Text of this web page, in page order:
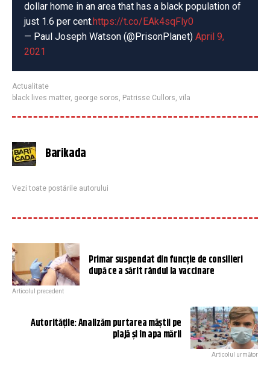
dollar home in an area that has a black population of
just 1.6 per cent.https://t.co/EAk4sqFly0
— Paul Joseph Watson (@PrisonPlanet) April 9,
2021
Actualitate
black lives matter, george soros, Patrisse Cullors, vila
Barikada
Vezi toate postările autorului
Primar suspendat din funcție de consilieri
după ce a sărit rândul la vaccinare
Articolul precedent
Autoritățile: Analizăm purtarea măștii pe
plajă și în apa mării
Articolul următor